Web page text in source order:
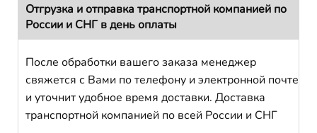
Отгрузка и отправка транспортной компанией по
России и СНГ в день оплаты
После обработки вашего заказа менеджер
свяжется с Вами по телефону и электронной почте
и уточнит удобное время доставки. Доставка
транспортной компанией по всей России и СНГ